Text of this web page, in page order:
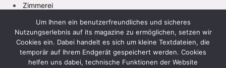
Zimmerei
Um Ihnen ein benutzerfreundliches und sicheres
Nutzungserlebnis auf its magazine zu ermöglichen, setzen wir
Cookies ein. Dabei handelt es sich um kleine Textdateien, die
temporär auf Ihrem Endgerät gespeichert werden. Cookies
helfen uns dabei, technische Funktionen der Website